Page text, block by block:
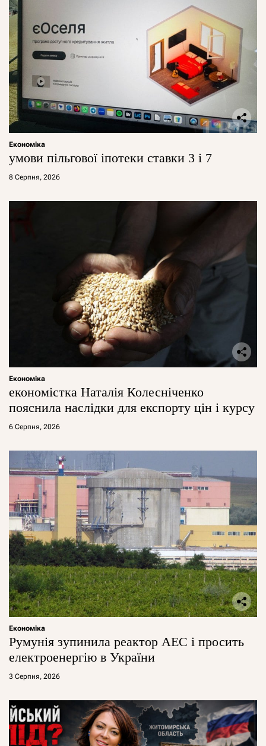
Економіка
умови пільгової іпотеки ставки 3 і 7
8 Серпня, 2026
Економіка
економістка Наталія Колесніченко
пояснила наслідки для експорту цін і курсу
6 Серпня, 2026
Економіка
Румунія зупинила реактор АЕС і просить
електроенергію в України
3 Серпня, 2026